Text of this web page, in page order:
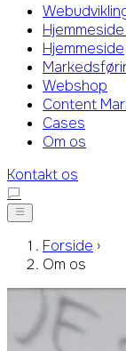
Hjemmeside
Webshop
Content
Cases
Om os
Kontakt os
Forside ›
Om os